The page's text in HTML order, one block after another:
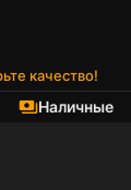
качество!
paymentsНаличные